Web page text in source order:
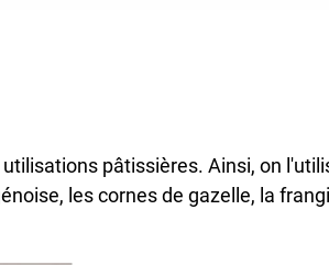
pâtissières. Ainsi, on
les cornes de gazelle, la